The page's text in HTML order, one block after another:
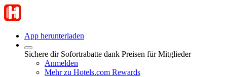
App herunterladen
Sichere dir Sofortrabatte dank Preisen für Mitglieder
Anmelden
Mehr zu Hotels.com Rewards